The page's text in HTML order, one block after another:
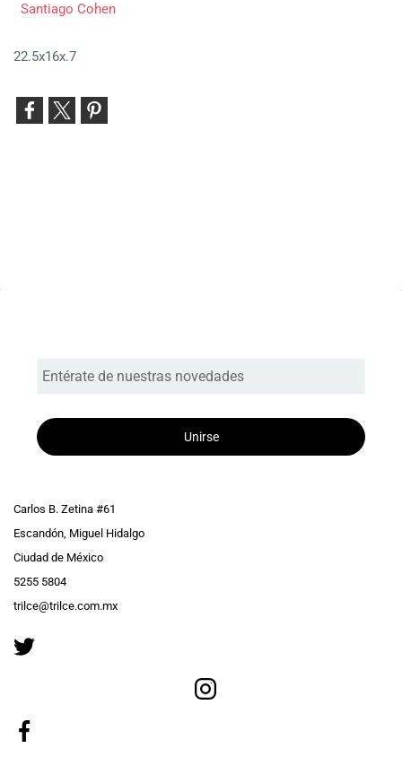
Santiago Cohen
22.5x16x.7
Unirse
Carlos B. Zetina #61
Escandón, Miguel Hidalgo
Ciudad de México
5255 5804
trilce@trilce.com.mx